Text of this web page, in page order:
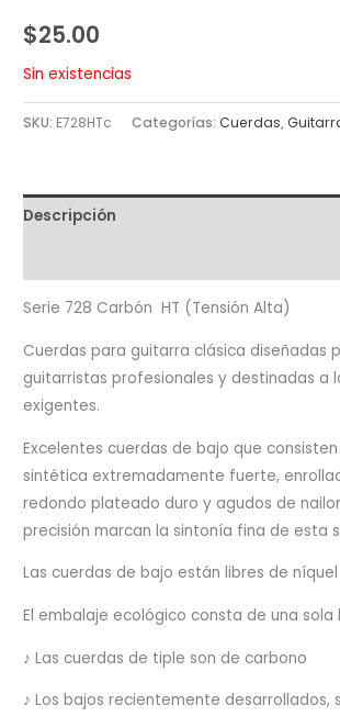
$25.00
Sin existencias
SKU: E728HTc Categorías:Cuerdas,
Descripción
Serie 728 Carbón HT (Tensión Alta)
Cuerdas para guitarra clásica diseñadas
guitarristas profesionales y destinadas a
exigentes.
Excelentes cuerdas de bajo que
sintética extremadamente fuerte,
redondo plateado duro y agudos de
precisión marcan la sintonía fina de esta
Las cuerdas de bajo están libres de
El embalaje ecológico consta de una sola
♪ Las cuerdas de tiple son de carbono
♪ Los bajos recientemente desarrollados,